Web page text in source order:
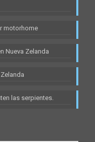
motorhome
Nueva Zelanda
las serpientes.